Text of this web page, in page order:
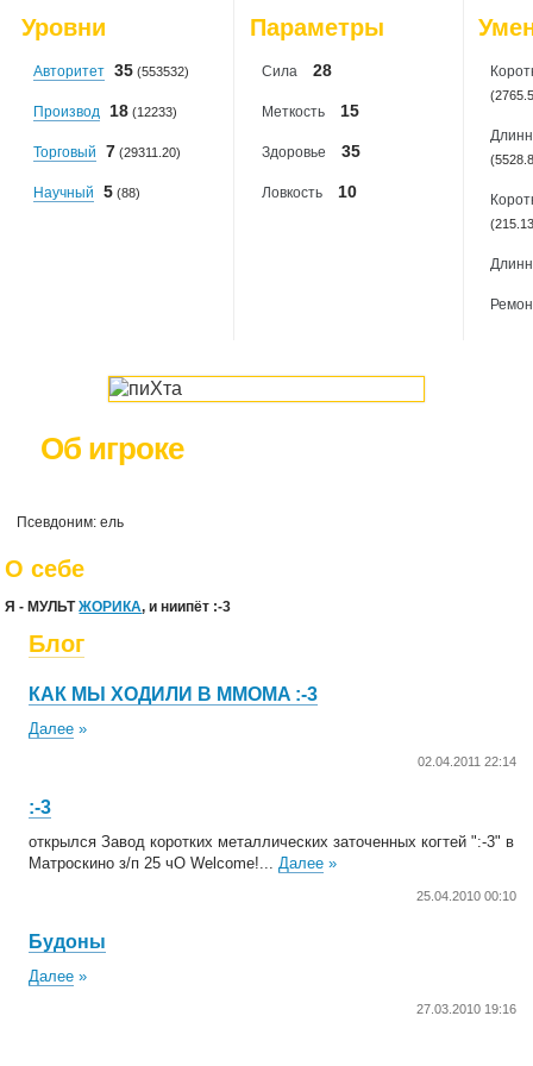
2026-08-09
Уровни
Авторитет 35 (553532)
Производ 18 (12233)
Торговый 7 (29311.20)
Научный 5 (88)
Параметры
Сила 28
Меткость 15
Здоровье 35
Ловкость 10
Об игроке
Псевдоним: ель
О себе
Я - МУЛЬТ ЖОРИКА, и ниипёт :-3
Блог
КАК МЫ ХОДИЛИ В MMOMA :-3
Далее »
02.04.2011 22:14
:-3
открылся Завод коротких металлических заточенных когтей ":-3" в
Матроскино з/п 25 чО Welcome!...Далее »
25.04.2010 00:10
Будоны
Далее »
27.03.2010 19:16